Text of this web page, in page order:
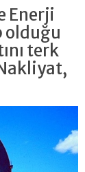
Enerji
olduğu
terk